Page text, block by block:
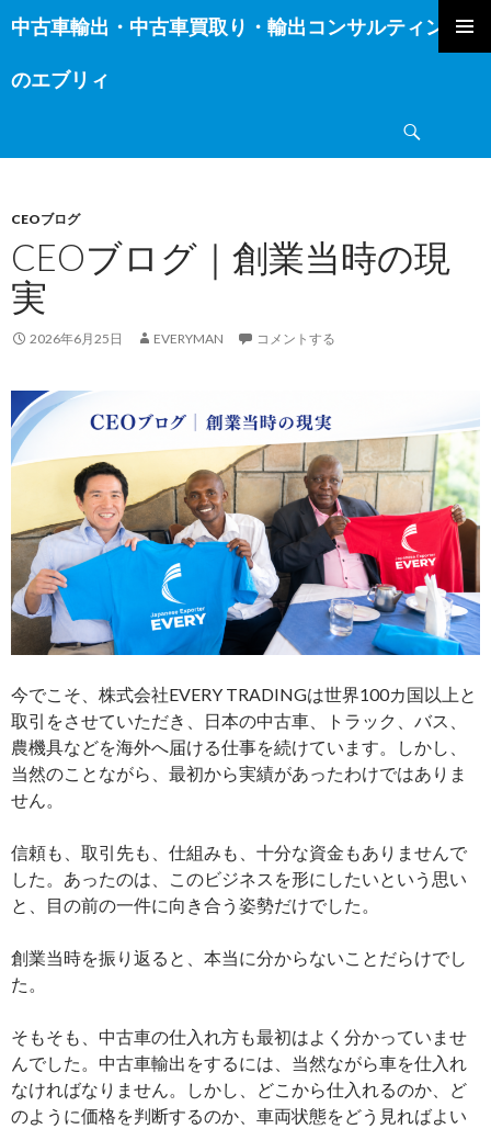
中古車輸出・中古車買取り・輸出コンサルティング
のエブリィ
テ
へ
ッ
プ
CEOブログ
CEOブログ｜創業当時の現
実
2026年6月25日 EVERYMAN コメントする
今でこそ、株式会社EVERY TRADINGは世界100カ国以上と
取引をさせていただき、日本の中古車、トラック、バス、
農機具などを海外へ届ける仕事を続けています。しかし、
当然のことながら、最初から実績があったわけではありま
せん。
信頼も、取引先も、仕組みも、十分な資金もありませんで
した。あったのは、このビジネスを形にしたいという思い
と、目の前の一件に向き合う姿勢だけでした。
創業当時を振り返ると、本当に分からないことだらけでし
た。
そもそも、中古車の仕入れ方も最初はよく分かっていませ
んでした。中古車輸出をするには、当然ながら車を仕入れ
なければなりません。しかし、どこから仕入れるのか、ど
のように価格を判断するのか、車両状態をどう見ればよい